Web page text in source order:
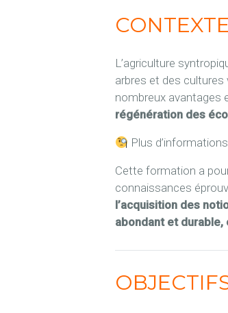
CONTEXTE
L’agriculture
arbres et des
nombreux avantages
régénération des
Plus
Cette formation a
connaissances
l’acquisition des
abondant et